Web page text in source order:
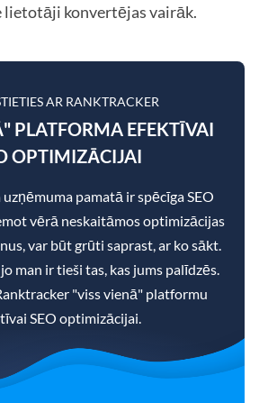
konvertējas vairāk.
AR RANKTRACKER
PLATFORMA EFEKTĪVAI
OPTIMIZĀCIJAI
pamatā ir spēcīga SEO
vērā neskaitāmos optimizācijas
var būt grūti saprast, ar ko sākt.
man ir tieši tas, kas jums palīdzēs.
"viss vienā" platformu
SEO optimizācijai.